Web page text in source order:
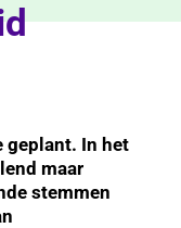
geplant. In het
maar
stemmen